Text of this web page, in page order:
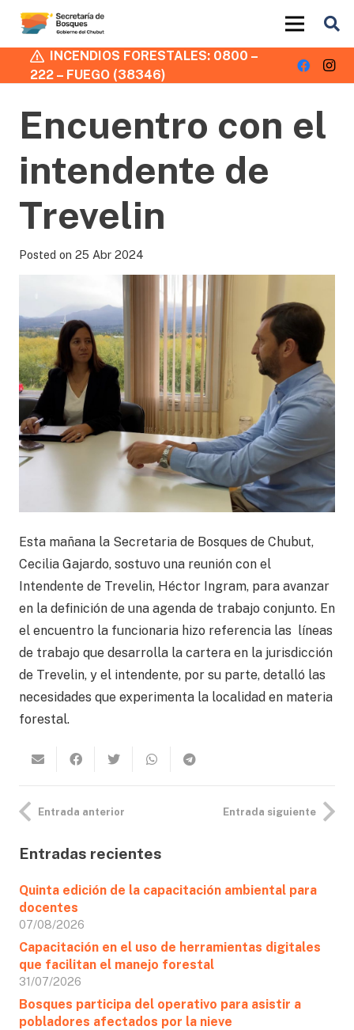
INCENDIOS FORESTALES: 0800 –
222 – FUEGO (38346)
Encuentro con el
intendente de
Trevelin
Posted on 25 Abr 2024
Esta mañana la Secretaria de Bosques de Chubut,
Cecilia Gajardo, sostuvo una reunión con el
Intendente de Trevelin, Héctor Ingram, para avanzar
en la definición de una agenda de trabajo conjunto. En
el encuentro la funcionaria hizo referencia las líneas
de trabajo que desarrolla la cartera en la jurisdicción
de Trevelin, y el intendente, por su parte, detalló las
necesidades que experimenta la localidad en materia
forestal.
Entrada anterior Entrada siguiente
Entradas recientes
Quinta edición de la capacitación ambiental para
docentes
07/08/2026
Capacitación en el uso de herramientas digitales
que facilitan el manejo forestal
31/07/2026
Bosques participa del operativo para asistir a
pobladores afectados por la nieve